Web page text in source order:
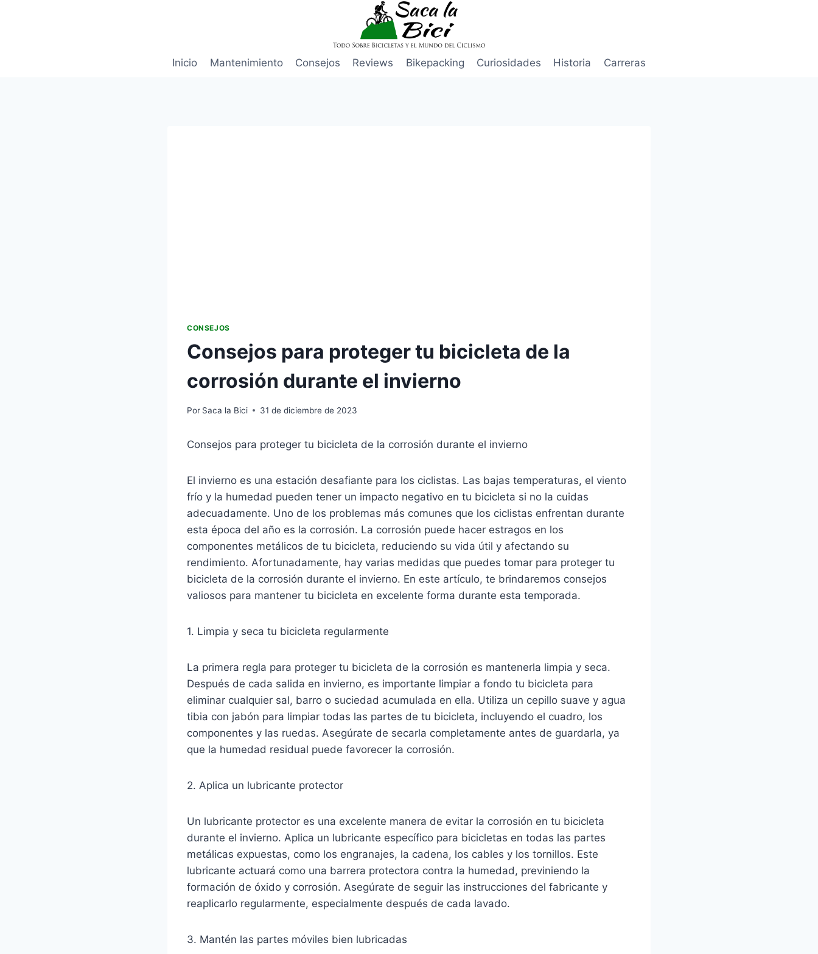
Inicio
Mantenimiento Consejos Reviews Bikepacking Curiosidades Historia Carreras
CONSEJOS
Consejos para proteger tu bicicleta de la
corrosión durante el invierno
Por Saca la Bici 31 de diciembre de 2023
Consejos para proteger tu bicicleta de la corrosión durante el invierno
El invierno es una estación desafiante para los ciclistas. Las bajas temperaturas, el viento
frío y la humedad pueden tener un impacto negativo en tu bicicleta si no la cuidas
adecuadamente. Uno de los problemas más comunes que los ciclistas enfrentan durante
esta época del año es la corrosión. La corrosión puede hacer estragos en los
componentes metálicos de tu bicicleta, reduciendo su vida útil y afectando su
rendimiento. Afortunadamente, hay varias medidas que puedes tomar para proteger tu
bicicleta de la corrosión durante el invierno. En este artículo, te brindaremos consejos
valiosos para mantener tu bicicleta en excelente forma durante esta temporada.
1. Limpia y seca tu bicicleta regularmente
La primera regla para proteger tu bicicleta de la corrosión es mantenerla limpia y seca.
Después de cada salida en invierno, es importante limpiar a fondo tu bicicleta para
eliminar cualquier sal, barro o suciedad acumulada en ella. Utiliza un cepillo suave y agua
tibia con jabón para limpiar todas las partes de tu bicicleta, incluyendo el cuadro, los
componentes y las ruedas. Asegúrate de secarla completamente antes de guardarla, ya
que la humedad residual puede favorecer la corrosión.
2. Aplica un lubricante protector
Un lubricante protector es una excelente manera de evitar la corrosión en tu bicicleta
durante el invierno. Aplica un lubricante específico para bicicletas en todas las partes
metálicas expuestas, como los engranajes, la cadena, los cables y los tornillos. Este
lubricante actuará como una barrera protectora contra la humedad, previniendo la
formación de óxido y corrosión. Asegúrate de seguir las instrucciones del fabricante y
reaplicarlo regularmente, especialmente después de cada lavado.
3. Mantén las partes móviles bien lubricadas